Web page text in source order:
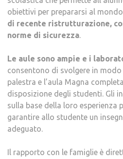
obiettivi per prepararsi al
di recente ristrutturazione,
norme di sicurezza.
Le aule sono ampie e i
consentono di svolgere in
palestra e l’aula Magna
disposizione degli studenti. Gli
sulla base della loro esperienza
garantire allo studente un
adeguato.
Il rapporto con le famiglie è